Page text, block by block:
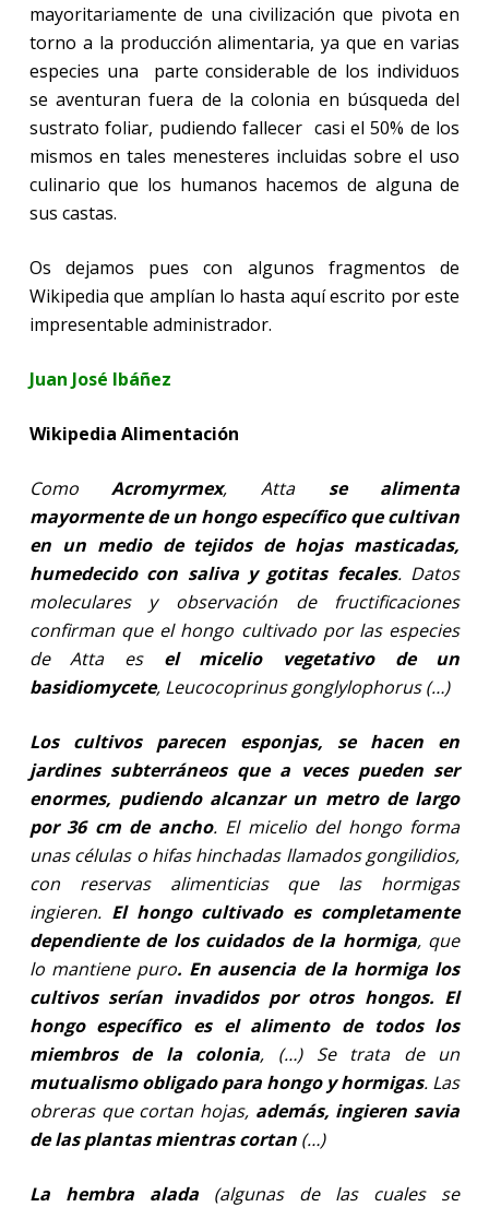
mayoritariamente de una civilización que pivota en
torno a la producción alimentaria, ya que en varias
especies una
parte considerable de los individuos
se aventuran fuera de la colonia en búsqueda del
sustrato foliar, pudiendo fallecer casi el 50% de los
mismos en tales menesteres incluidas sobre el uso
culinario que los humanos hacemos de alguna de
sus castas.
Os dejamos pues con algunos fragmentos de
Wikipedia que amplían lo hasta aquí escrito por este
impresentable administrador.
Juan José Ibáñez
Wikipedia Alimentación
ComoAcromyrmex, Atta se alimenta
mayormente de un hongo específico que cultivan
en un medio de tejidos de hojas masticadas,
humedecido con saliva y gotitas fecales. Datos
moleculares y observación de fructificaciones
confirman que el hongo cultivado por las especies
de Atta es el micelio vegetativo de un
basidiomycete, Leucocoprinus gonglylophorus (…)
Los cultivos parecen esponjas, se hacen en
jardines subterráneos que a veces pueden ser
enormes, pudiendo alcanzar un metro de largo
por 36 cm de ancho. El micelio del hongo forma
unas células o hifas hinchadas llamados gongilidios,
con reservas alimenticias que las hormigas
ingieren. El hongo cultivado es completamente
dependiente de los cuidados de la hormiga, que
lo mantiene puro. En ausencia de la hormiga los
cultivos serían invadidos por otros hongos. El
hongo específico es el alimento de todos los
miembros de la colonia, (…) Se trata de un
mutualismo obligado para hongo y hormigas. Las
obreras que cortan hojas, además, ingieren savia
de las plantas mientras cortan (…)
La hembra alada(algunas de las cuales se